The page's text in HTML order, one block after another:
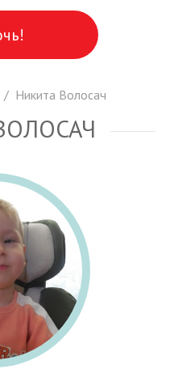
Никита Волосач